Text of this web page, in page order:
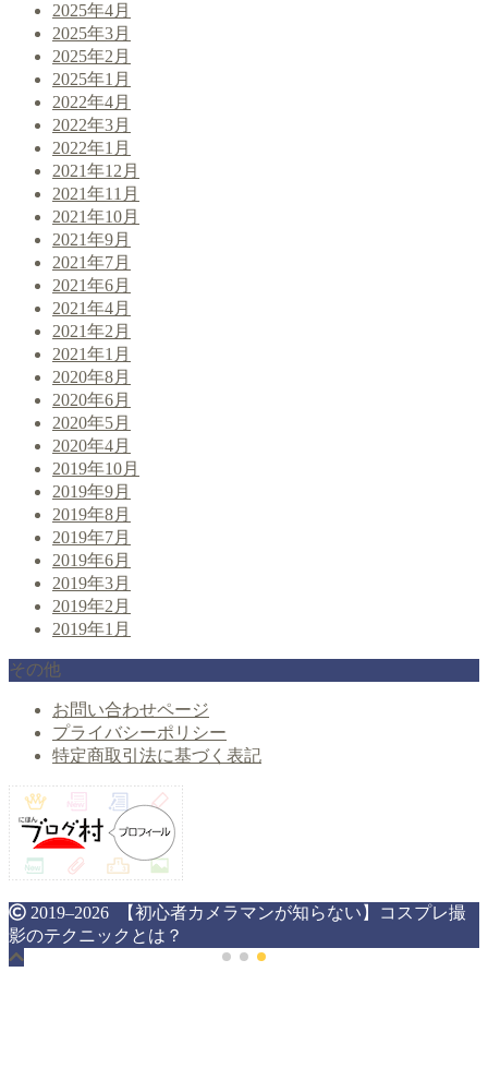
2025年4月
2025年3月
2025年2月
2025年1月
2022年4月
2022年3月
2022年1月
2021年12月
2021年11月
2021年10月
2021年9月
2021年7月
2021年6月
2021年4月
2021年2月
2021年1月
2020年8月
2020年6月
2020年5月
2020年4月
2019年10月
2019年9月
2019年8月
2019年7月
2019年6月
2019年3月
2019年2月
2019年1月
その他
お問い合わせページ
プライバシーポリシー
特定商取引法に基づく表記
2019–2026 【初心者カメラマンが知らない】コスプレ撮
影のテクニックとは？